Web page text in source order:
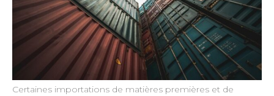
Certaines importations de matières premières et de